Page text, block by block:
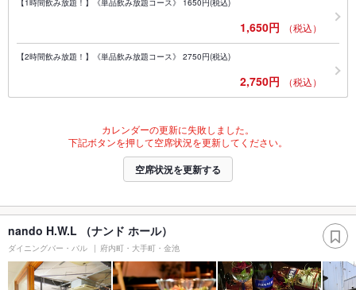
【1時間飲み放題！】《単品飲み放題コース》 1650円(税込)
1,650円 （税込）
【2時間飲み放題！】《単品飲み放題コース》 2750円(税込)
2,750円 （税込）
カレンダーの更新に失敗しました。
下記ボタンを押して空席状況を更新してください。
空席状況を更新する
nando H.W.L （ナンド ホール）
ダイニングバー・バル 府内町・大手町・金池